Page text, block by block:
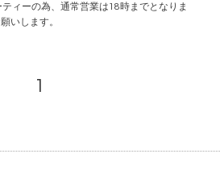
ィーの為、通常営業は18時までとなりま
いします。
1